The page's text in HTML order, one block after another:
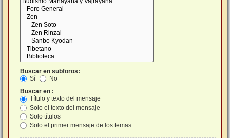
Buscar en subforos:
Sí
No
Buscar en :
Título y texto del mensaje
Solo el texto del mensaje
Solo títulos
Solo el primer mensaje de los temas